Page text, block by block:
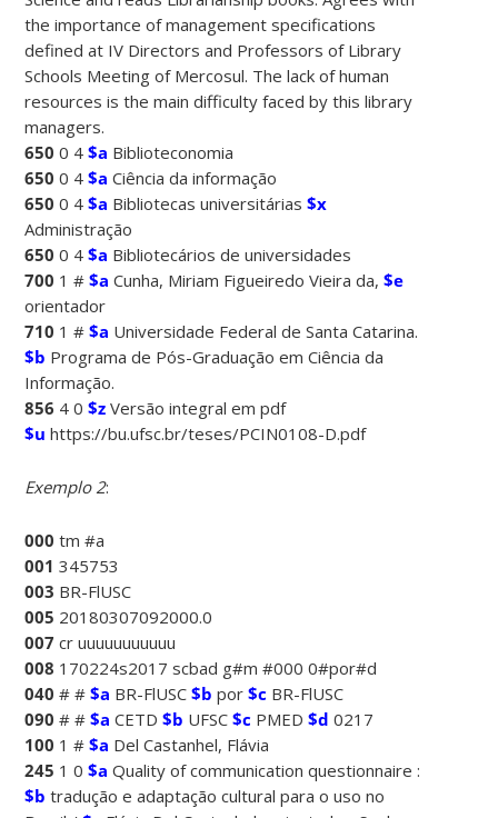
the importance of management specifications
defined at IV Directors and Professors of Library
Schools Meeting of Mercosul. The lack of human
resources is the main difficulty faced by this library
managers.
650 0 4$a Biblioteconomia
650 0 4$a Ciência da informação
650 0 4$a Bibliotecas universitárias$x
Administração
650 0 4$a Bibliotecários de universidades
700 1 #$a Cunha, Miriam Figueiredo Vieira da,$e
orientador
710 1 #$a Universidade Federal de Santa Catarina.
$b Programa de Pós-Graduação em Ciência da
Informação.
856 4 0$z Versão integral em pdf
$u https://bu.ufsc.br/teses/PCIN0108-D.pdf
Exemplo 2:
000 tm #a
001 345753
003 BR-FlUSC
005 20180307092000.0
007 cr uuuuuuuuuuu
008 170224s2017 scbad g#m #000 0#por#d
040 # #$a BR-FlUSC$b por$c BR-FlUSC
090 # #$a CETD$b UFSC$c PMED$d 0217
100 1 #$a Del Castanhel, Flávia
245 1 0$a Quality of communication questionnaire :
$b tradução e adaptação cultural para o uso no